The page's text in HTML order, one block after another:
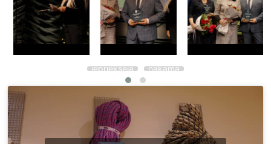
iepriekšējā nākamā